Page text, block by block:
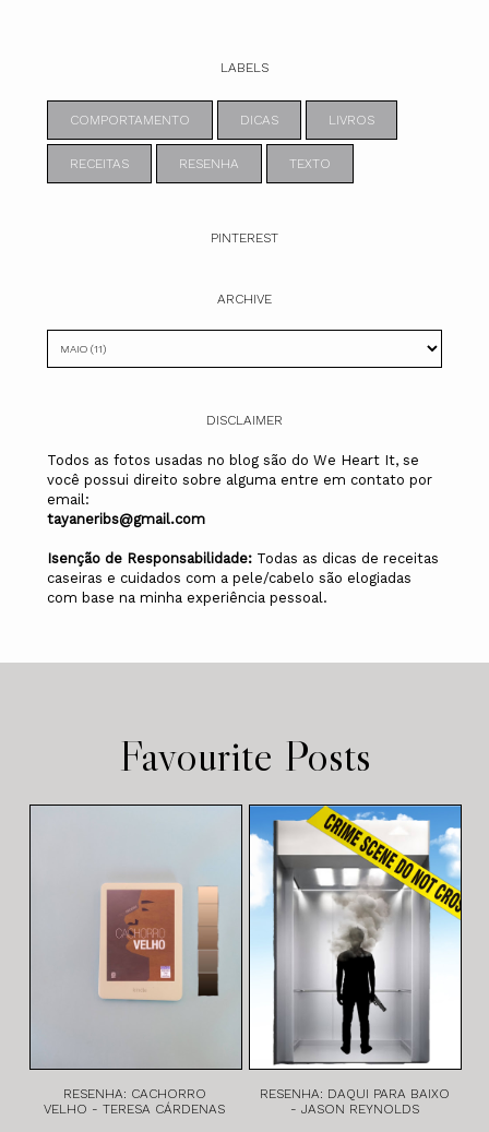
LABELS
COMPORTAMENTO DICAS LIVROS
RECEITAS RESENHA TEXTO
PINTEREST
ARCHIVE
DISCLAIMER
Todos as fotos usadas no blog são do We Heart It, se
você possui direito sobre alguma entre em contato por
email:
tayaneribs@gmail.com
Isenção de Responsabilidade: Todas as dicas de receitas
caseiras e cuidados com a pele/cabelo são elogiadas
com base na minha experiência pessoal.
Favourite Posts
RESENHA: CACHORRO
VELHO - TERESA CÁRDENAS
RESENHA: DAQUI PARA BAIXO
- JASON REYNOLDS